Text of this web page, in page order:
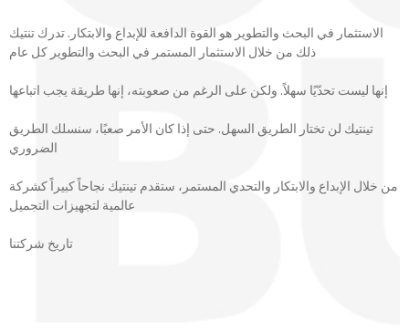
الاستثمار في البحث والتطوير هو القوة الدافعة للإبداع والابتكار. تدرك تنتيك
ذلك من خلال الاستثمار المستمر في البحث والتطوير كل عام
إنها ليست تحدّيًا سهلاً. ولكن على الرغم من صعوبته، إنها طريقة يجب اتباعها
تينتيك لن تختار الطريق السهل. حتى إذا كان الأمر صعبًا، سنسلك الطريق
الضروري
من خلال الإبداع والابتكار والتحدي المستمر، ستقدم تينتيك نجاحاً كبيراً كشركة
عالمية لتجهيزات التجميل
تاريخ شركتنا